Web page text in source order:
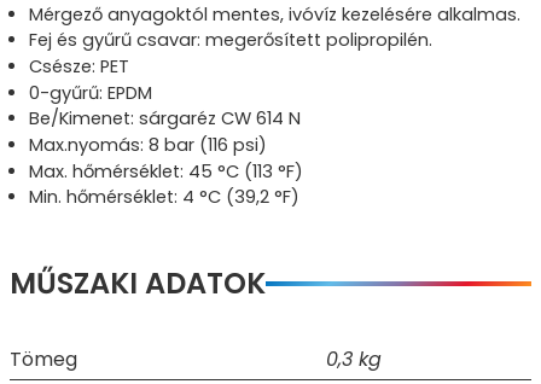
Mérgező anyagoktól mentes, ivóvíz kezelésére alkalmas.
Fej és gyűrű csavar: megerősített polipropilén.
Csésze: PET
0-gyűrű: EPDM
Be/Kimenet: sárgaréz CW 614 N
Max.nyomás: 8 bar (116 psi)
Max. hőmérséklet: 45 °C (113 °F)
Min. hőmérséklet: 4 °C (39,2 °F)
MŰSZAKI ADATOK
Tömeg
0,3 kg